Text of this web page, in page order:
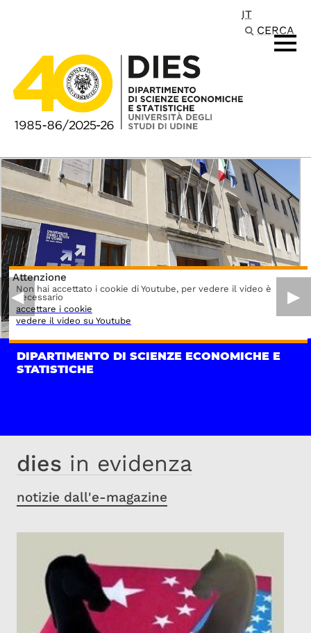
IT
CERCA
DIPARTIMENTO DI SCIENZE ECONOMICHE E
STATISTICHE
Attenzione
Non hai accettato i cookie di Youtube, per vedere il video è
necessario
accettare i cookie
vedere il video su Youtube
▶︎
◀︎
dies in evidenza
notizie dall'e-magazine